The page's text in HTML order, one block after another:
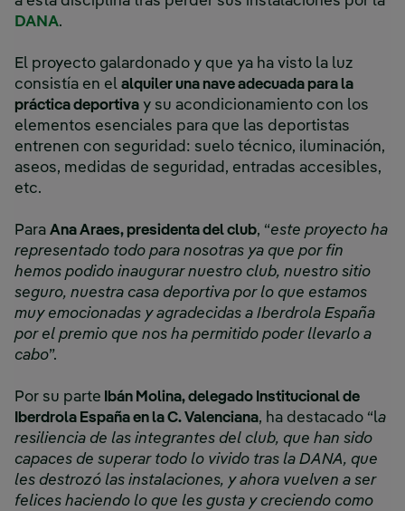
DANA.
El proyecto galardonado y que ya ha visto la luz
consistía en el alquiler una nave adecuada para la
práctica deportiva y su acondicionamiento con los
elementos esenciales para que las deportistas
entrenen con seguridad: suelo técnico, iluminación,
aseos, medidas de seguridad, entradas accesibles,
etc.
Para Ana Araes, presidenta del club, “este proyecto ha
representado todo para nosotras ya que por fin
hemos podido inaugurar nuestro club, nuestro sitio
seguro, nuestra casa deportiva por lo que estamos
muy emocionadas y agradecidas a Iberdrola España
por el premio que nos ha permitido poder llevarlo a
cabo”.
Por su parte Ibán Molina, delegado Institucional de
Iberdrola España en la C. Valenciana, ha destacado “la
resiliencia de las integrantes del club, que han sido
capaces de superar todo lo vivido tras la DANA, que
les destrozó las instalaciones, y ahora vuelven a ser
felices haciendo lo que les gusta y creciendo como